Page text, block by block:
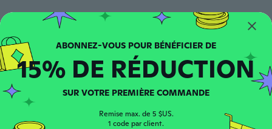
dominique
il y a 5 ans
Inscrit depuis 2021 · 13 avis
15% DE RÉDUCTION
SUR VOTRE PREMIÈRE COMMANDE
Remise max. de 5 $US.
1 code par client.